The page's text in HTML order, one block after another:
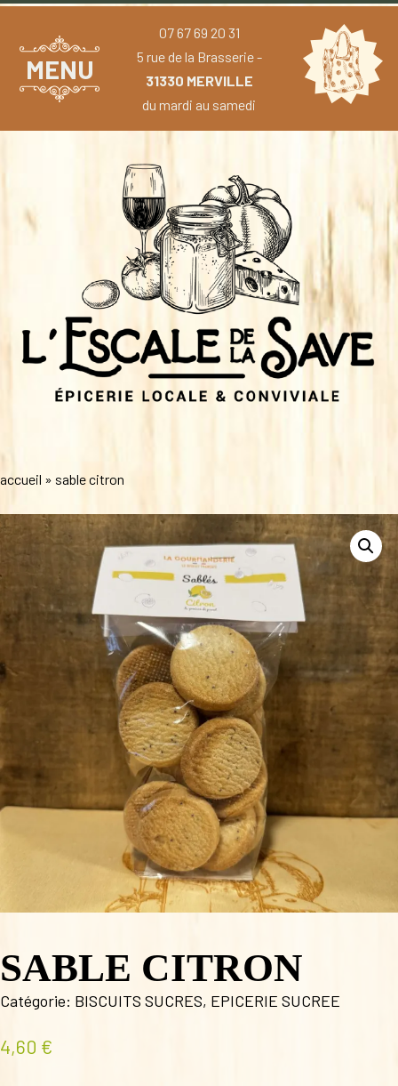
MENU
07 67 69 20 31
5 rue de la Brasserie -
31330 MERVILLE
du mardi au samedi
accueil » sable citron
SABLE CITRON
Catégorie: BISCUITS SUCRES, EPICERIE SUCREE
4,60 €